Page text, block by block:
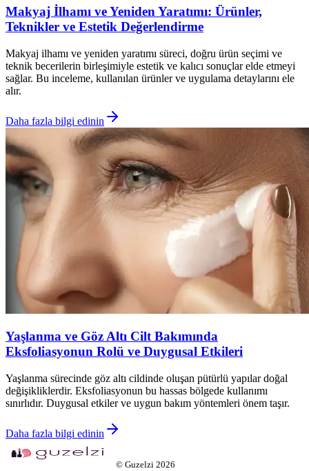
Makyaj İlhamı ve Yeniden Yaratımı: Ürünler,
Teknikler ve Estetik Değerlendirme
Makyaj ilhamı ve yeniden yaratımı süreci, doğru ürün seçimi ve
teknik becerilerin birleşimiyle estetik ve kalıcı sonuçlar elde etmeyi
sağlar. Bu inceleme, kullanılan ürünler ve uygulama detaylarını ele
alır.
Daha fazla bilgi edinin
Yaşlanma ve Göz Altı Cilt Bakımında
Eksfoliasyonun Rolü ve Duygusal Etkileri
Yaşlanma sürecinde göz altı cildinde oluşan pütürlü yapılar doğal
değişikliklerdir. Eksfoliasyonun bu hassas bölgede kullanımı
sınırlıdır. Duygusal etkiler ve uygun bakım yöntemleri önem taşır.
Daha fazla bilgi edinin
© Guzelzi 2026